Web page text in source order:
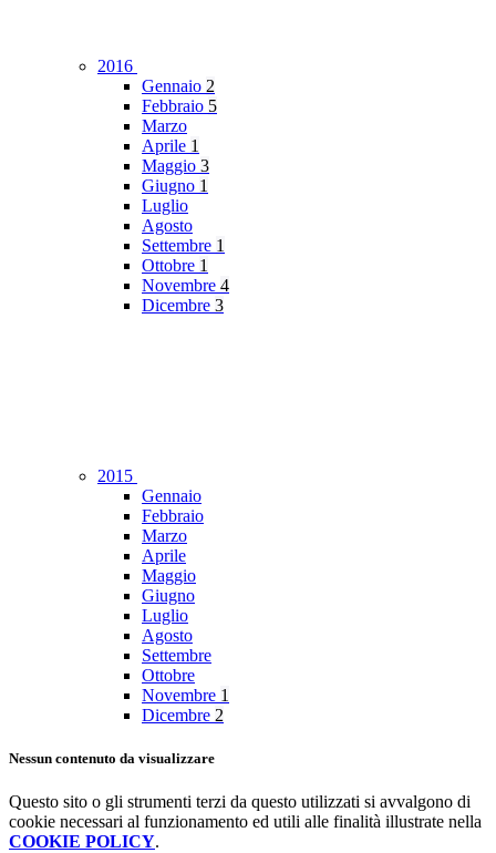
2016
Gennaio 2
Febbraio 5
Marzo
Aprile 1
Maggio 3
Giugno 1
Luglio
Agosto
Settembre 1
Ottobre 1
Novembre 4
Dicembre 3
2015
Gennaio
Febbraio
Marzo
Aprile
Maggio
Giugno
Luglio
Agosto
Settembre
Ottobre
Novembre 1
Dicembre 2
Nessun contenuto da visualizzare
Questo sito o gli strumenti terzi da questo utilizzati si avvalgono di
cookie necessari al funzionamento ed utili alle finalità illustrate nella
COOKIE POLICY.